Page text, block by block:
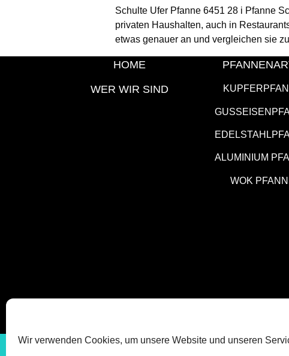
Wir verwenden Cookies, um unsere Website und unseren
Schulte Ufer Pfanne 6451 28 i Pfanne
privaten Haushalten, auch in
etwas genauer an und vergleichen sie
HOME
WER WIR SIND
ALUMINIUM
WOK
IMPRESSUM